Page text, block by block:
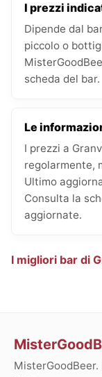
I prezzi
Dipende dal
piccolo o
scheda del bar.
Le
I prezzi a
regolarmente,
Ultimo
Consulta la
aggiornate.
I migliori bar di